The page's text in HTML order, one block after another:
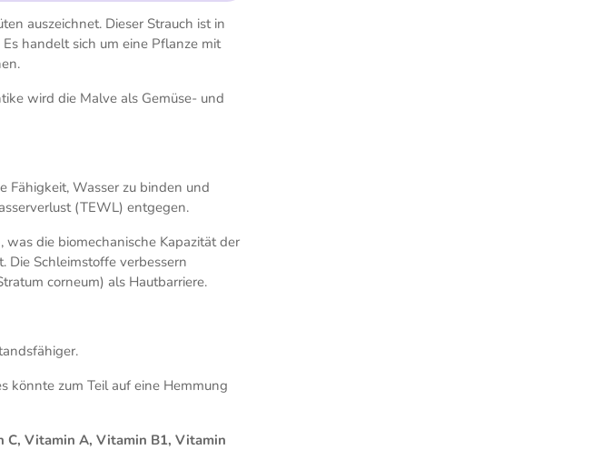
auszeichnet. Dieser Strauch ist in
handelt sich um eine Pflanze mit
wird die Malve als Gemüse- und
Fähigkeit, Wasser zu binden und
(TEWL) entgegen.
die biomechanische Kapazität der
Die Schleimstoffe verbessern
corneum) als Hautbarriere.
könnte zum Teil auf eine Hemmung
C, Vitamin A, Vitamin B1, Vitamin